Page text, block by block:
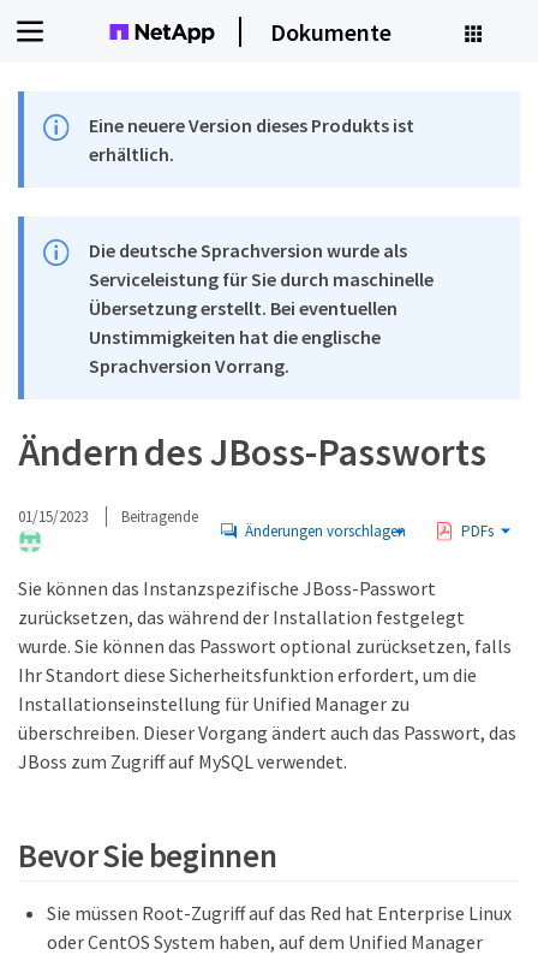
Dokumente
Eine neuere Version dieses Produkts ist
erhältlich.
Die deutsche Sprachversion wurde als
Serviceleistung für Sie durch maschinelle
Übersetzung erstellt. Bei eventuellen
Unstimmigkeiten hat die englische
Sprachversion Vorrang.
Ändern des JBoss-Passworts
01/15/2023 Beitragende
Änderungen vorschlagen PDFs
Sie können das Instanzspezifische JBoss-Passwort
zurücksetzen, das während der Installation festgelegt
wurde. Sie können das Passwort optional zurücksetzen, falls
Ihr Standort diese Sicherheitsfunktion erfordert, um die
Installationseinstellung für Unified Manager zu
überschreiben. Dieser Vorgang ändert auch das Passwort, das
JBoss zum Zugriff auf MySQL verwendet.
Bevor Sie beginnen
Sie müssen Root-Zugriff auf das Red hat Enterprise Linux
oder CentOS System haben, auf dem Unified Manager